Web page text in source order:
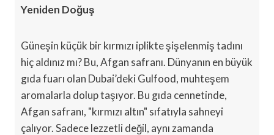
Yeniden Doğuş
Güneşin küçük bir kırmızı iplikte şişelenmiş tadını
hiç aldınız mı? Bu, Afgan safranı. Dünyanın en büyük
gıda fuarı olan Dubai’deki Gulfood, muhteşem
aromalarla dolup taşıyor. Bu gıda cennetinde,
Afgan safranı, "kırmızı altın" sıfatıyla sahneyi
çalıyor. Sadece lezzetli değil, aynı zamanda